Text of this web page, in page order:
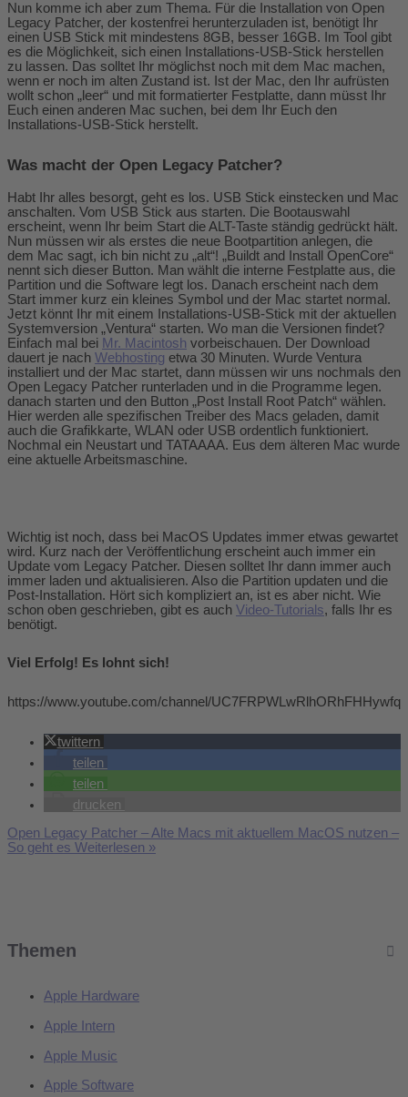
Nun komme ich aber zum Thema. Für die Installation von Open
Legacy Patcher, der kostenfrei herunterzuladen ist, benötigt Ihr
einen USB Stick mit mindestens 8GB, besser 16GB. Im Tool gibt
es die Möglichkeit, sich einen Installations-USB-Stick herstellen
zu lassen. Das solltet Ihr möglichst noch mit dem Mac machen,
wenn er noch im alten Zustand ist. Ist der Mac, den Ihr aufrüsten
wollt schon „leer“ und mit formatierter Festplatte, dann müsst Ihr
Euch einen anderen Mac suchen, bei dem Ihr Euch den
Installations-USB-Stick herstellt.
Was macht der Open Legacy Patcher?
Habt Ihr alles besorgt, geht es los. USB Stick einstecken und Mac
anschalten. Vom USB Stick aus starten. Die Bootauswahl
erscheint, wenn Ihr beim Start die ALT-Taste ständig gedrückt hält.
Nun müssen wir als erstes die neue Bootpartition anlegen, die
dem Mac sagt, ich bin nicht zu „alt“! „Buildt and Install OpenCore“
nennt sich dieser Button. Man wählt die interne Festplatte aus, die
Partition und die Software legt los. Danach erscheint nach dem
Start immer kurz ein kleines Symbol und der Mac startet normal.
Jetzt könnt Ihr mit einem Installations-USB-Stick mit der aktuellen
Systemversion „Ventura“ starten. Wo man die Versionen findet?
Einfach mal bei Mr. Macintosh vorbeischauen. Der Download
dauert je nach Webhosting etwa 30 Minuten. Wurde Ventura
installiert und der Mac startet, dann müssen wir uns nochmals den
Open Legacy Patcher runterladen und in die Programme legen.
danach starten und den Button „Post Install Root Patch“ wählen.
Hier werden alle spezifischen Treiber des Macs geladen, damit
auch die Grafikkarte, WLAN oder USB ordentlich funktioniert.
Nochmal ein Neustart und TATAAAA. Eus dem älteren Mac wurde
eine aktuelle Arbeitsmaschine.
Wichtig ist noch, dass bei MacOS Updates immer etwas gewartet
wird. Kurz nach der Veröffentlichung erscheint auch immer ein
Update vom Legacy Patcher. Diesen solltet Ihr dann immer auch
immer laden und aktualisieren. Also die Partition updaten und die
Post-Installation. Hört sich kompliziert an, ist es aber nicht. Wie
schon oben geschrieben, gibt es auch Video-Tutorials, falls Ihr es
benötigt.
Viel Erfolg! Es lohnt sich!
https://www.youtube.com/channel/
twittern
teilen
teilen
drucken
Open Legacy Patcher – Alte Macs mit aktuellem MacOS nutzen –
So geht es Weiterlesen »
Themen
Apple Hardware
Apple Intern
Apple Music
Apple Software